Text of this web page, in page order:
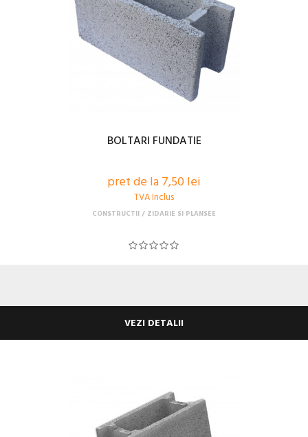
BOLTARI FUNDATIE
pret de la 7,50 lei
TVA Inclus
CONSTRUCTII ZIDARIE SI PLANSEE
VEZI DETALII